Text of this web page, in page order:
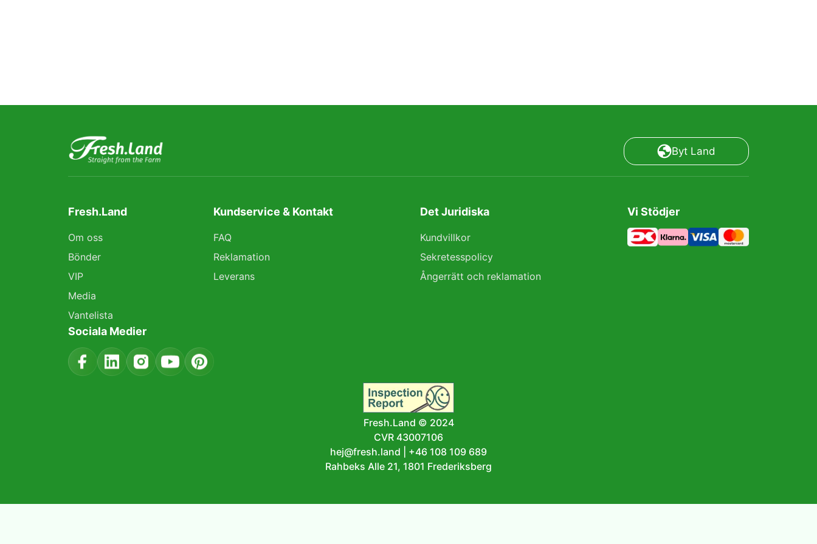
Byt Land
Fresh.Land
Om oss
Bönder
VIP
Media
Vantelista
Kundservice & Kontakt
FAQ
Reklamation
Leverans
Det Juridiska
Kundvillkor
Sekretesspolicy
Ångerrätt och reklamation
Vi Stödjer
Sociala Medier
Fresh.Land © 2024
CVR 43007106
hej@fresh.land
+46 108 109 689
Rahbeks Alle 21, 1801 Frederiksberg